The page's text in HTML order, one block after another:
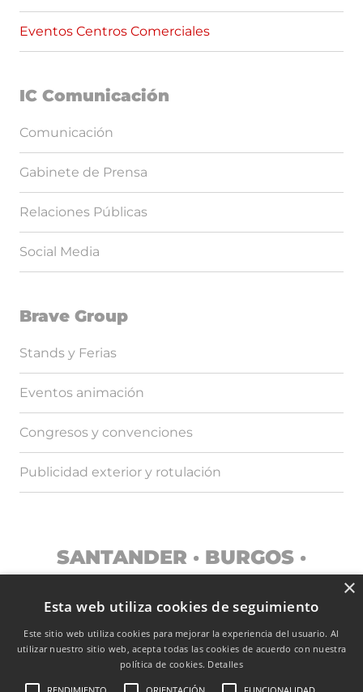
Eventos Centros Comerciales
IC Comunicación
Comunicación
Gabinete de Prensa
Relaciones Públicas
Social Media
Brave Group
Stands y Ferias
Eventos animación
Congresos y convenciones
Publicidad exterior y rotulación
SANTANDER · BURGOS ·
TRANSPARENCIA
Esta web utiliza cookies de seguimiento
Este sitio web utiliza cookies para mejorar la experiencia del usuario. Al
utilizar nuestro sitio web, acepta todas las cookies de acuerdo con nuestra
política de cookies. Detalles
×